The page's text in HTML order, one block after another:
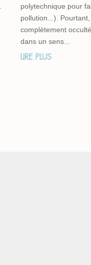
polytechnique pour
pollution...).
complètement
dans un sens...
LIRE PLUS